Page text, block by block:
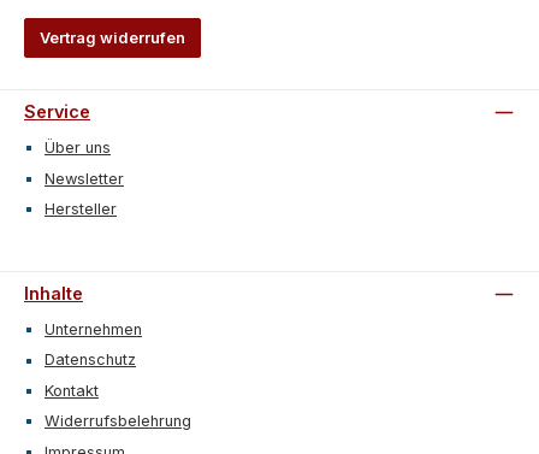
Vertrag widerrufen
Service
Über uns
Newsletter
Hersteller
Inhalte
Unternehmen
Datenschutz
Kontakt
Widerrufsbelehrung